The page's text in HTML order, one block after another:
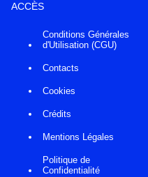
ACCÈS
Conditions Générales
d'Utilisation (CGU)
Contacts
Cookies
Crédits
Mentions Légales
Politique de
Confidentialité